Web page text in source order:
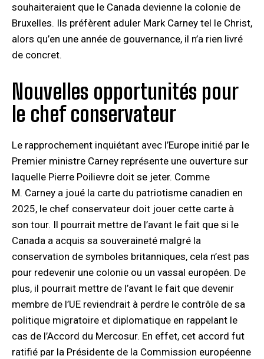
souhaiteraient que le Canada devienne la colonie de
Bruxelles. Ils préfèrent aduler Mark Carney tel le Christ,
alors qu’en une année de gouvernance, il n’a rien livré
de concret.
Nouvelles opportunités pour
le chef conservateur
Le rapprochement inquiétant avec l’Europe initié par le
Premier ministre Carney représente une ouverture sur
laquelle Pierre Poilievre doit se jeter. Comme
M. Carney a joué la carte du patriotisme canadien en
2025, le chef conservateur doit jouer cette carte à
son tour. Il pourrait mettre de l’avant le fait que si le
Canada a acquis sa souveraineté malgré la
conservation de symboles britanniques, cela n’est pas
pour redevenir une colonie ou un vassal européen. De
plus, il pourrait mettre de l’avant le fait que devenir
membre de l’UE reviendrait à perdre le contrôle de sa
politique migratoire et diplomatique en rappelant le
cas de l’Accord du Mercosur. En effet, cet accord fut
ratifié par la Présidente de la Commission européenne